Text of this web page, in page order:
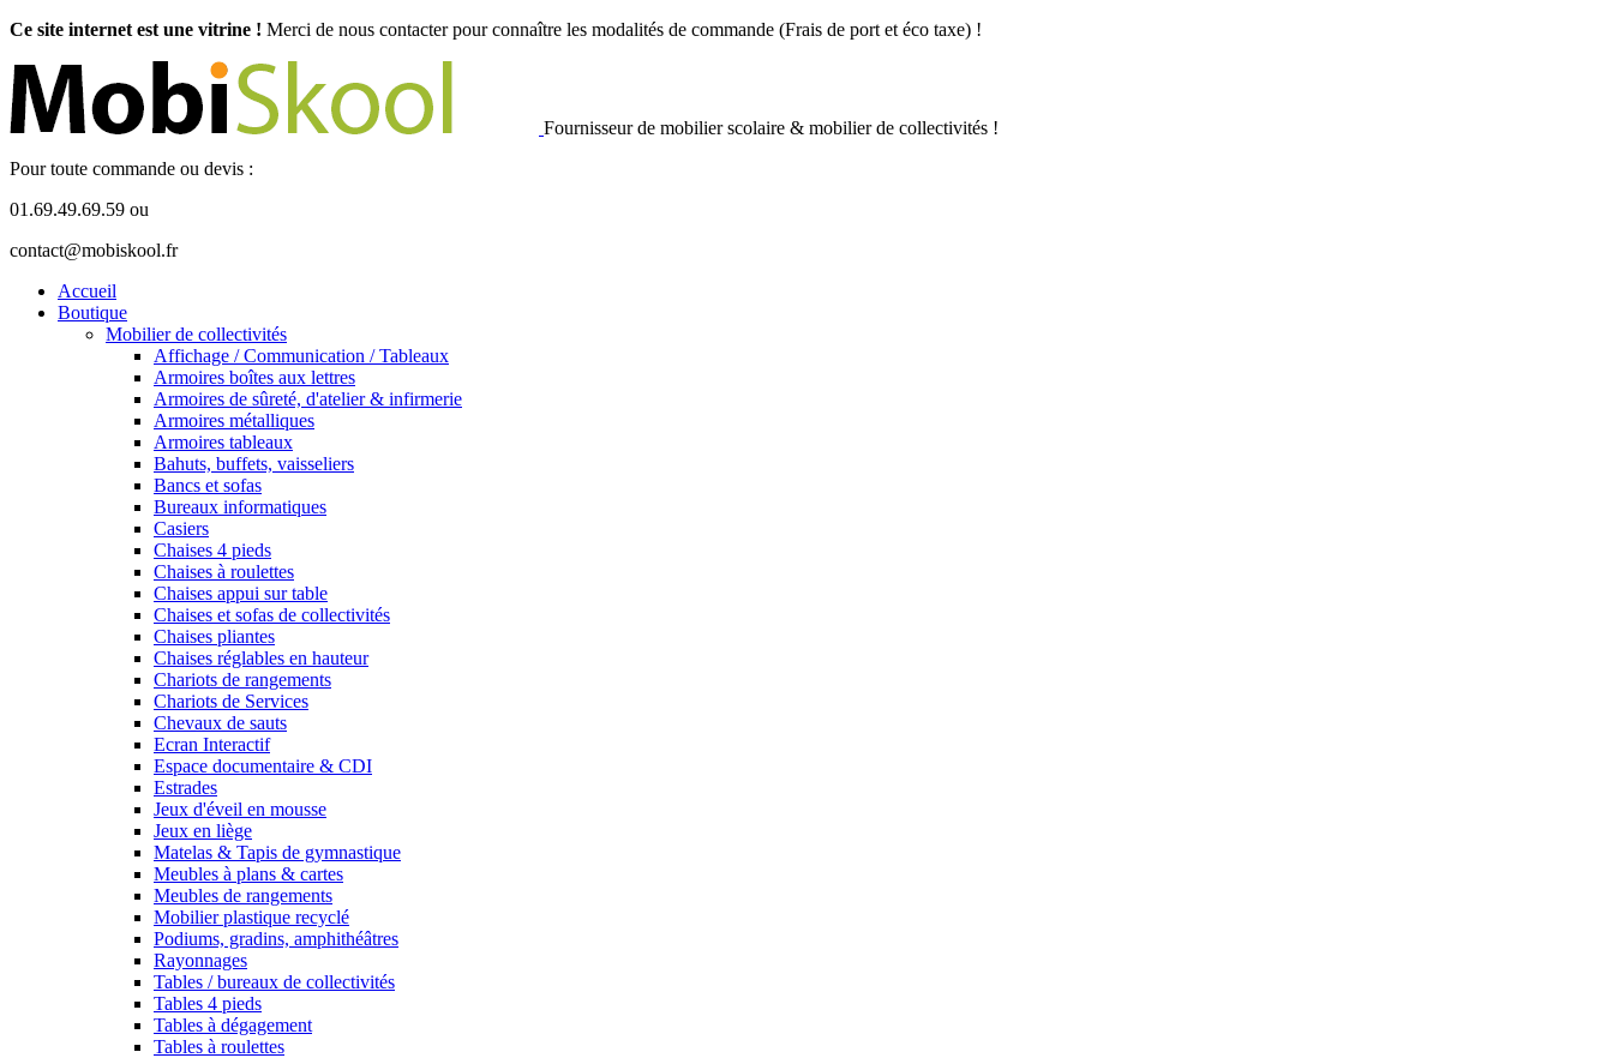
Ce site internet est une vitrine ! Merci de nous contacter pour connaître les modalités de commande (Frais de port et éco taxe) !
Fournisseur de mobilier scolaire & mobilier de collectivités !
Pour toute commande ou devis :
01.69.49.69.59 ou
contact@mobiskool.fr
Accueil
Boutique
Mobilier de collectivités
Affichage / Communication / Tableaux
Armoires boîtes aux lettres
Armoires de sûreté, d'atelier & infirmerie
Armoires métalliques
Armoires tableaux
Bahuts, buffets, vaisseliers
Bancs et sofas
Bureaux informatiques
Casiers
Chaises 4 pieds
Chaises à roulettes
Chaises appui sur table
Chaises et sofas de collectivités
Chaises pliantes
Chaises réglables en hauteur
Chariots de rangements
Chariots de Services
Chevaux de sauts
Ecran Interactif
Espace documentaire & CDI
Estrades
Jeux d'éveil en mousse
Jeux en liège
Matelas & Tapis de gymnastique
Meubles à plans & cartes
Meubles de rangements
Mobilier plastique recyclé
Podiums, gradins, amphithéâtres
Rayonnages
Tables / bureaux de collectivités
Tables 4 pieds
Tables à dégagement
Tables à roulettes